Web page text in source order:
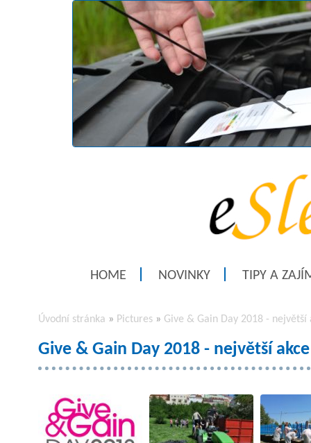
HOME NOVINKY TIPY A
Úvodní stránka » Pictures » Give & Gain Day 2018 -
Give & Gain Day 2018 - největší